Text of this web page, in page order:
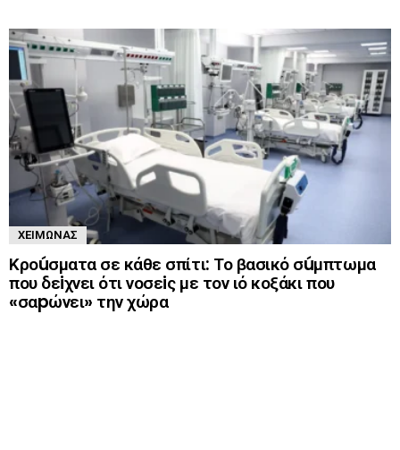
ΧΕΙΜΏΝΑΣ
Κροúσματα σε κάθε σπίτι: Το βασικό σúμπτωμα
που δεiχνει ότι νоσεiς με τον ιό κоξάκι που
«σαpώνει» την χώρα